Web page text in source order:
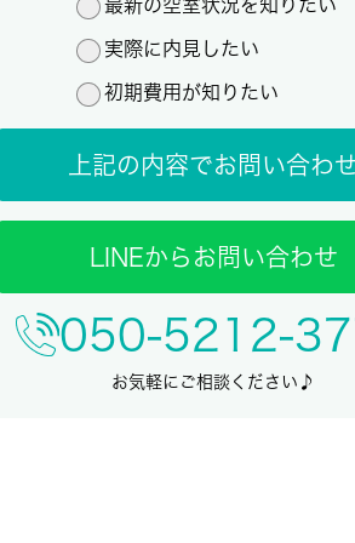
最新の空室状況を知りたい
実際に内見したい
初期費用が知りたい
上記の内容でお問い合わ
LINEからお問い合わせ
050-5212-
お気軽にご相談ください♪